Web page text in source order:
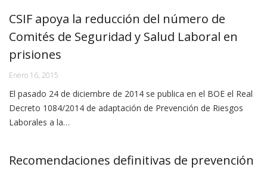
CSIF apoya la reducción del número de
Comités de Seguridad y Salud Laboral en
prisiones
Enero 16, 2015
El pasado 24 de diciembre de 2014 se publica en el BOE el Real
Decreto 1084/2014 de adaptación de Prevención de Riesgos
Laborales a la…
Recomendaciones definitivas de prevención